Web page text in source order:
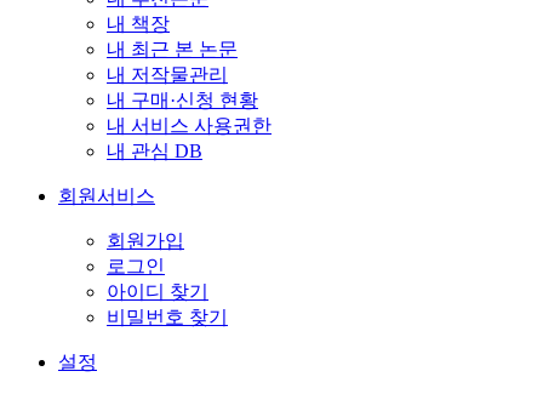
내 책장
내 최근 본 논문
내 저작물관리
내 구매·신청 현황
내 서비스 사용권한
내 관심 DB
회원서비스
회원가입
로그인
아이디 찾기
비밀번호 찾기
설정